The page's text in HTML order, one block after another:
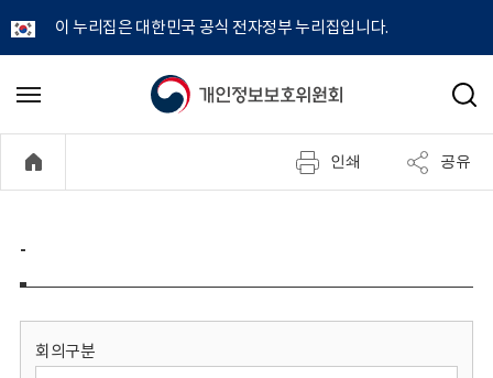
이 누리집은 대한민국 공식 전자정부 누리집입니다.
개
정
보
메
기
검
인쇄 공유
-
회의구분